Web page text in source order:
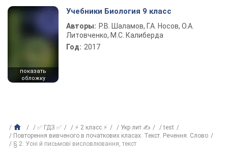
показать
обложку
Учебники Биология 9 класс
Авторы: Р.В. Шаламов, Г.А. Носов, О.А.
Литовченко, М.С. Калиберда
Год: 2017
✅ ГДЗ ✅ ⚡ 2 класс ⚡ Укр лит ✍
test
Повторення вивченого в початкових класах. Текст. Речення. Слово
§ 2. Усні й письмові висловлювання, текст